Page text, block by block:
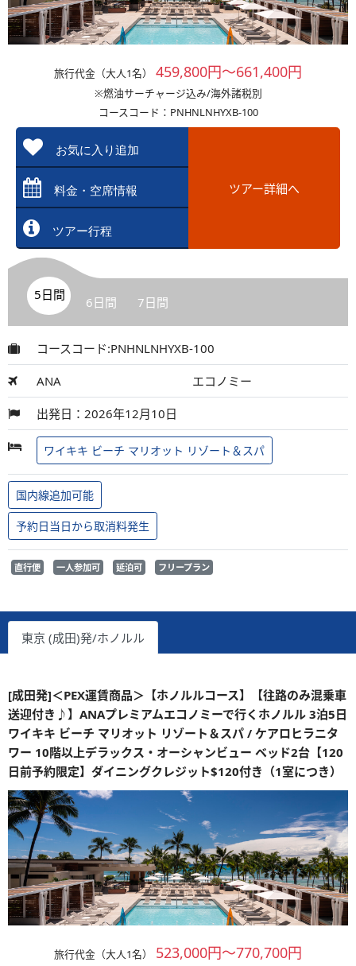
旅行代金（大人1名） 459,800円～661,400円
※燃油サーチャージ込み/海外諸税別
コースコード：PNHNLNHYXB-100
お気に入り追加
料金・空席情報
ツアー行程
ツアー詳細へ
5日間 6日間 7日間
コースコード:PNHNLNHYXB-100
ANA エコノミー
出発日：2026年12月10日
ワイキキ ビーチ マリオット リゾート＆スパ
国内線追加可能
予約日当日から取消料発生
直行便 一人参加可 延泊可 フリープラン
東京 (成田)発/ホノルル
[成田発]＜PEX運賃商品＞【ホノルルコース】【往路のみ混乗車
送迎付き♪】ANAプレミアムエコノミーで行くホノルル 3泊5日
ワイキキ ビーチ マリオット リゾート＆スパ / ケアロヒラニタ
ワー 10階以上デラックス・オーシャンビュー ベッド2台【120
日前予約限定】ダイニングクレジット$120付き（1室につき）
旅行代金（大人1名） 523,000円～770,700円